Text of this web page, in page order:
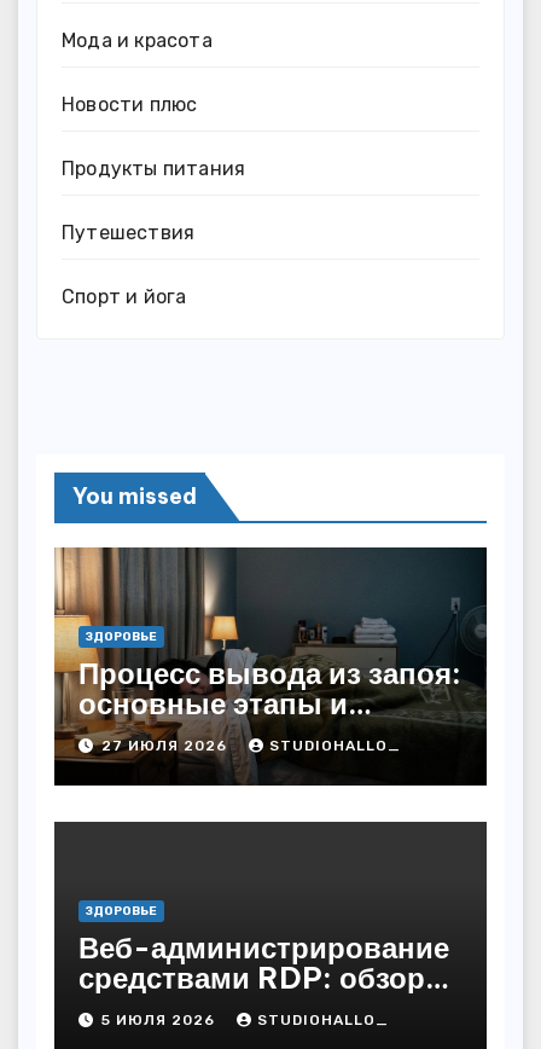
Мода и красота
Новости плюс
Продукты питания
Путешествия
Спорт и йога
You missed
ЗДОРОВЬЕ
Процесс вывода из запоя:
основные этапы и
методы
27 ИЮЛЯ 2026 STUDIOHALLO_
ЗДОРОВЬЕ
Веб-администрирование
средствами RDP: обзор
технических решений
5 ИЮЛЯ 2026 STUDIOHALLO_